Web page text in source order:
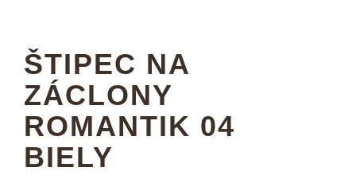
ŠTIPEC NA
ZÁCLONY
ROMANTIK 04
BIELY